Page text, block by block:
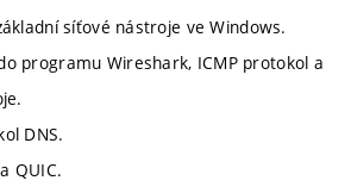
síťové nástroje ve Windows.
programu Wireshark, ICMP protokol a
DNS.
QUIC.